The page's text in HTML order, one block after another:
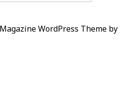
WordPress Theme by